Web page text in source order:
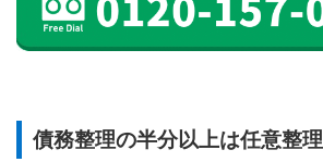
債務整理の半分以上は任意整理